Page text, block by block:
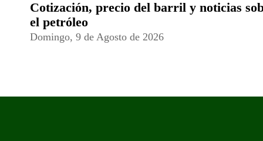
Cotización, precio del barril y noticias
el petróleo
Domingo, 9 de Agosto de 2026